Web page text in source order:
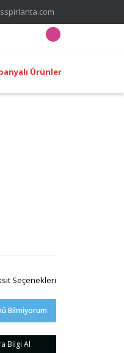
Ürünler
Seçenekleri
Bilmiyorum
Bilgi Al